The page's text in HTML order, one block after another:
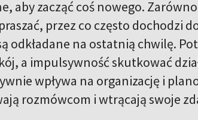
aby zacząć coś nowego.
przez co często dochodzi
odkładane na ostatnią chwilę.
a impulsywność skutkować
wpływa na organizację i
rozmówcom i wtrącają swoje